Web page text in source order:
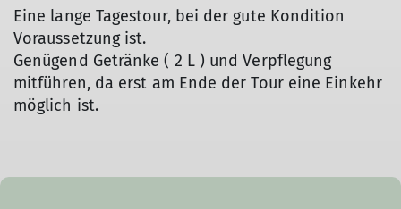
Eine lange Tagestour, bei der gute Kondition
Voraussetzung ist.
Genügend Getränke ( 2 L ) und Verpflegung
mitführen, da erst am Ende der Tour eine Einkehr
möglich ist.